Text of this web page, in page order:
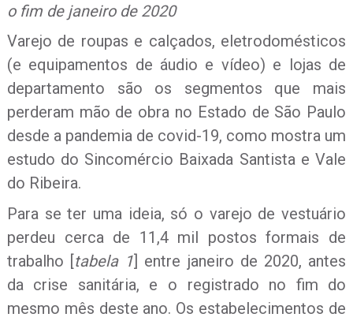
o fim de janeiro de 2020
Varejo de roupas e calçados, eletrodomésticos
(e equipamentos de áudio e vídeo) e lojas de
departamento são os segmentos que mais
perderam mão de obra no Estado de São Paulo
desde a pandemia de covid-19, como mostra um
estudo do Sincomércio Baixada Santista e Vale
do Ribeira.
Para se ter uma ideia, só o varejo de vestuário
perdeu cerca de 11,4 mil postos formais de
trabalho [tabela 1] entre janeiro de 2020, antes
da crise sanitária, e o registrado no fim do
mesmo mês deste ano. Os estabelecimentos de